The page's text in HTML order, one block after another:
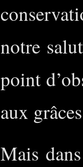
notre
point
aux
Mais